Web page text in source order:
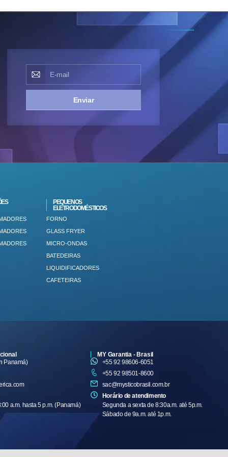
Enviar
PEQUENOS
ELETRODOMÉSTICOS
FORNO
GLASS FRYER
MICRO-ONDAS
BATEDEIRAS
LIQUIDIFICADORES
CAFETEIRAS
Panamá)
a.m. hasta 5 p.m. (Panamá)
MY Garantia - Brasil
+55 92 98606-6051
+55 92 98501-8600
sac@mysticobrasil.com.br
Horário de atendimento
Segunda a sexta de 8:30a.m. até 5p.m.
Sábado de 9a.m. até 1p.m.